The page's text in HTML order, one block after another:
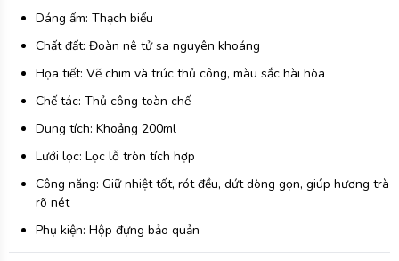
Dáng ấm: Thạch biểu
Chất đất: Đoàn nê tử sa nguyên khoáng
Họa tiết: Vẽ chim và trúc thủ công, màu sắc hài hòa
Chế tác: Thủ công toàn chế
Dung tích: Khoảng 200ml
Lưới lọc: Lọc lỗ tròn tích hợp
Công năng: Giữ nhiệt tốt, rót đều, dứt dòng gọn, giúp hương trà
rõ nét
Phụ kiện: Hộp đựng bảo quản